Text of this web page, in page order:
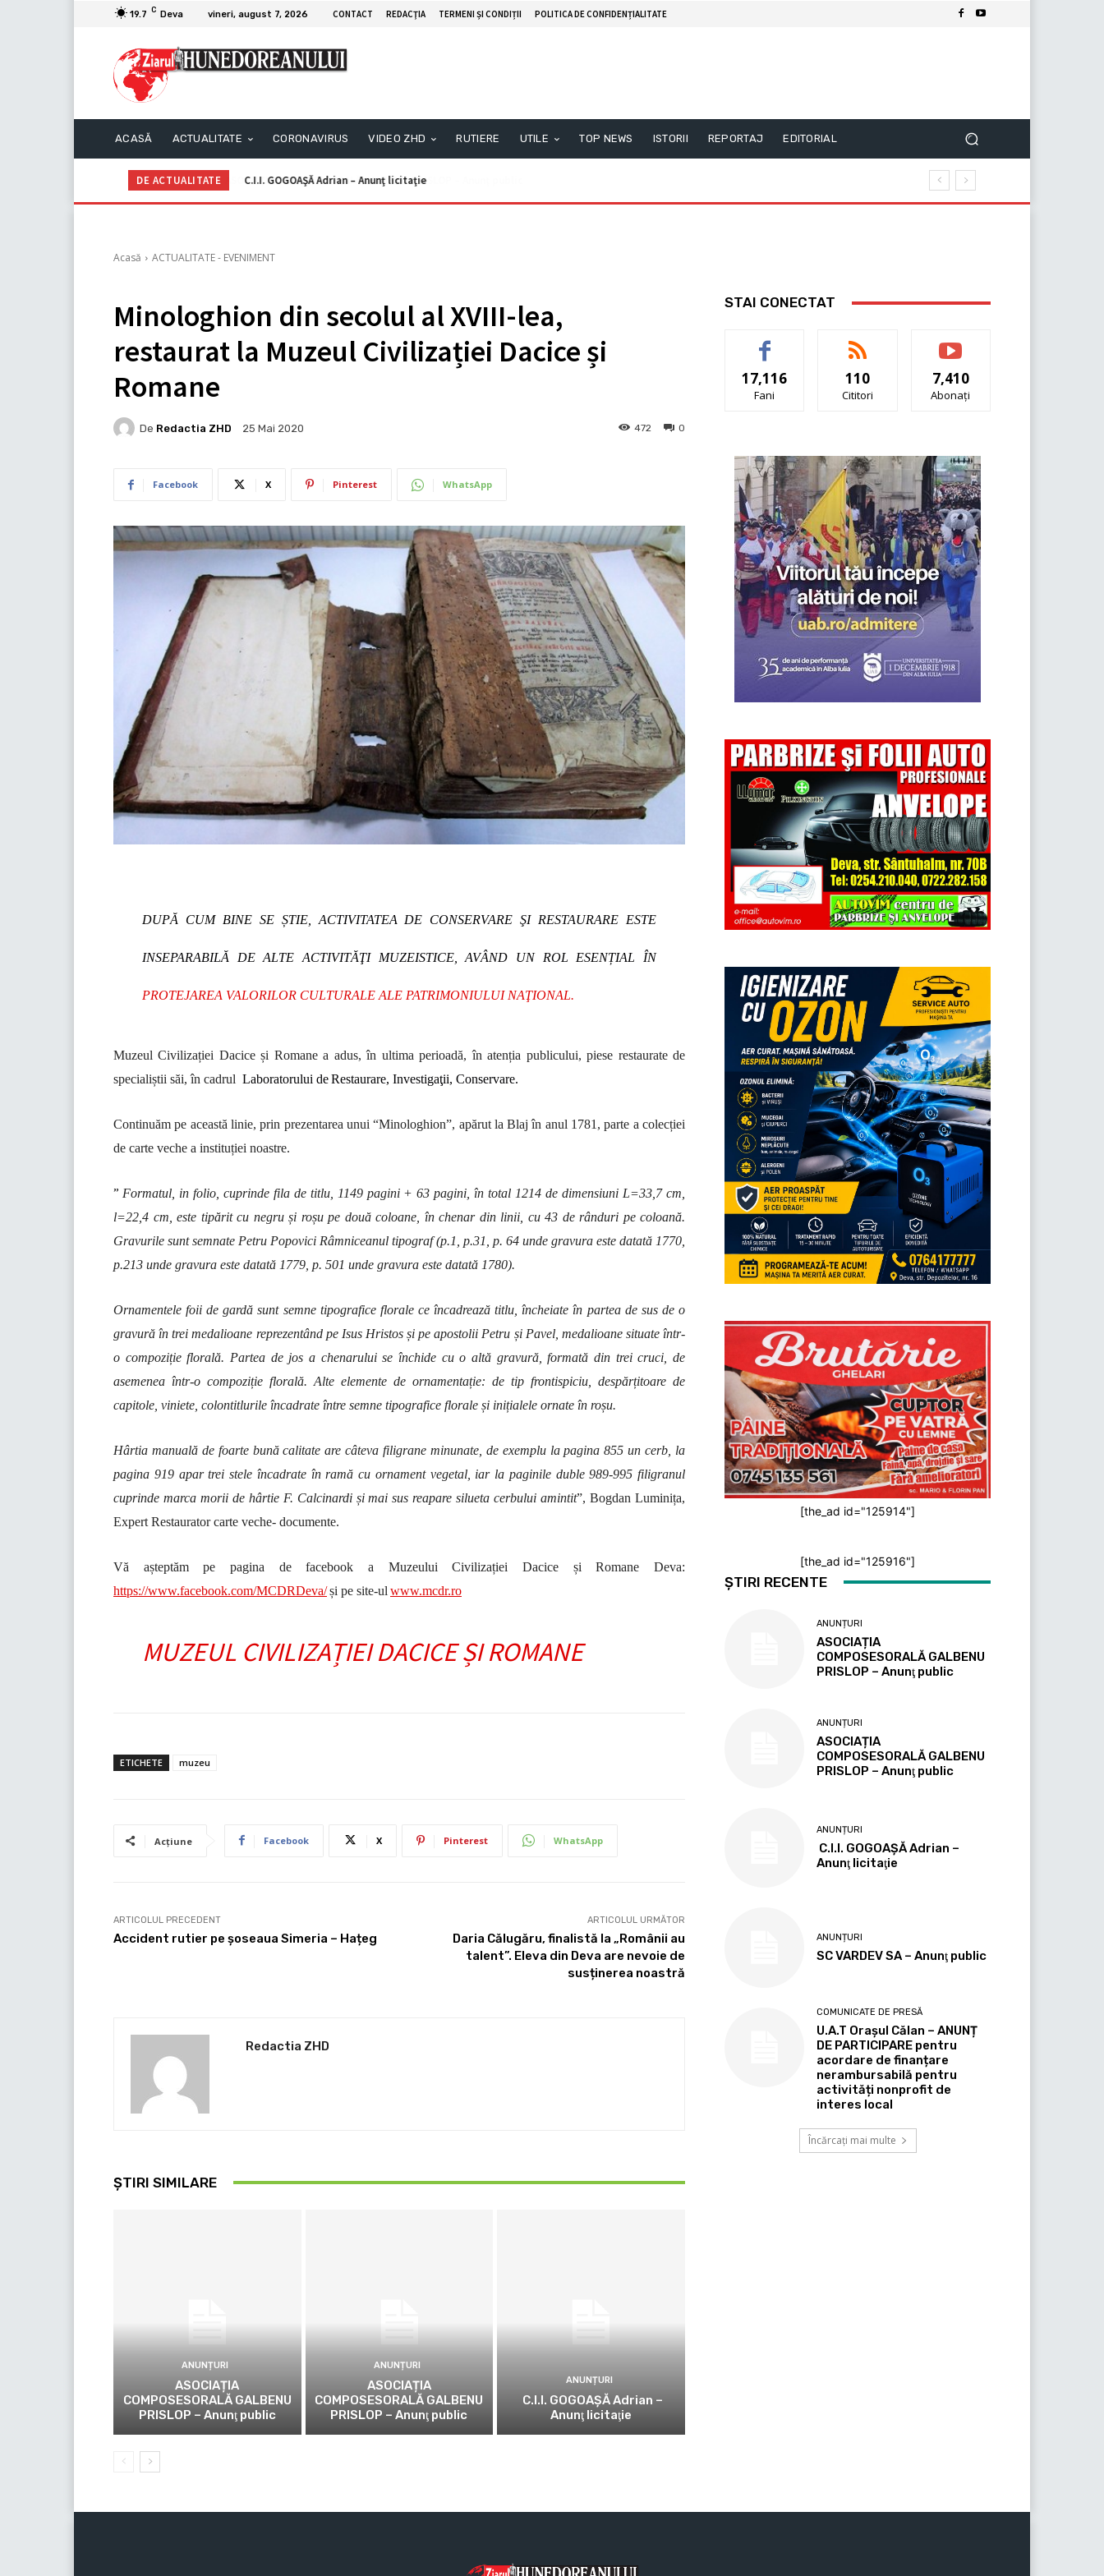
19.7 C Deva vineri, august 7, 2026 CONTACT REDACŢIA TERMENI ȘI CONDIȚII POLITICA DE CONFIDENȚIALITATE
ACASĂ ACTUALITATE CORONAVIRUS VIDEO ZHD RUTIERE UTILE TOP NEWS ISTORII REPORTAJ EDITORIAL
DE ACTUALITATE C.I.I. GOGOAŞĂ Adrian – Anunţ licitaţie
Acasă ACTUALITATE - EVENIMENT
Minologhion din secolul al XVIII-lea,
restaurat la Muzeul Civilizației Dacice și
Romane
De Redactia ZHD 25 Mai 2020 0
472
Facebook X Pinterest WhatsApp
DUPĂ CUM BINE SE ȘTIE, ACTIVITATEA DE CONSERVARE ŞI RESTAURARE ESTE
INSEPARABILĂ DE ALTE ACTIVITĂŢI MUZEISTICE, AVÂND UN ROL ESENȚIAL ÎN
PROTEJAREA VALORILOR CULTURALE ALE PATRIMONIULUI NAŢIONAL.
Muzeul Civilizației Dacice și Romane a adus, în ultima perioadă, în atenția publicului, piese restaurate de
specialiștii săi, în cadrul Laboratorului deRestaurare, Investigaţii, Conservare.
Continuăm pe această linie, prin prezentarea unui“Minologhion”, apărut la Blaj în anul 1781, parte a colecției
de carte veche a instituției noastre.
” Formatul, in folio, cuprinde fila de titlu, 1149 pagini + 63 pagini, în total 1214 de dimensiuni L=33,7 cm,
l=22,4 cm, este tipărit cu negru și roșu pe două coloane, în chenar din linii, cu 43 de rânduri pe coloană.
Gravurile sunt semnate Petru Popovici Râmniceanul tipograf (p.1, p.31, p. 64 unde gravura este datată 1770,
p.213 unde gravura este datată 1779, p. 501 unde gravura este datată 1780).
Ornamentele foii de gardă sunt semne tipografice florale ce încadrează titlu, încheiate în partea de sus de o
gravură în trei medalioane reprezentând pe Isus Hristos și pe apostolii Petru și Pavel, medalioane situate într-
o compoziție florală. Partea de jos a chenarului se închide cu o altă gravură, formată din trei cruci, de
asemenea într-o compoziție florală. Alte elemente de ornamentație: de tip frontispiciu, despărțitoare de
capitole, viniete, colontitlurile încadrate între semne tipografice florale și inițialele ornate în roșu.
Hârtia manuală de foarte bună calitate are câteva filigrane minunate, de exemplu la pagina 855 un cerb, la
pagina 919 apar trei stele încadrate în ramă cu ornament vegetal, iar la paginile duble 989-995 filigranul
cuprinde marca morii de hârtie F. Calcinardi și mai sus reapare silueta cerbului amintit”, Bogdan Luminița,
Expert Restaurator carte veche- documente.
Vă așteptăm pe pagina de facebook a Muzeului Civilizației Dacice și Romane Deva:
https://www.facebook.com/MCDRDeva/și pe site-ul www.mcdr.ro
MUZEUL CIVILIZAȚIEI DACICE ȘI ROMANE
ETICHETE muzeu
Acțiune Facebook X Pinterest WhatsApp
ARTICOLUL PRECEDENT
Accident rutier pe șoseaua Simeria – Hațeg
ARTICOLUL URMĂTOR
Daria Călugăru, finalistă la „Românii au
talent”. Eleva din Deva are nevoie de
susținerea noastră
Redactia ZHD
ȘTIRI SIMILARE
ANUNȚURI
ASOCIAȚIA
COMPOSESORALĂ GALBENU
PRISLOP – Anunţ public
ANUNȚURI
ASOCIAȚIA
COMPOSESORALĂ GALBENU
PRISLOP – Anunţ public
ANUNȚURI
C.I.I. GOGOAŞĂ Adrian –
Anunţ licitaţie
STAI CONECTAT
17,116
Fani
110
Cititori
7,410
Abonați
[the_ad id="125914"]
[the_ad id="125916"]
ȘTIRI RECENTE
ANUNȚURI
ASOCIAȚIA
COMPOSESORALĂ GALBENU
PRISLOP – Anunţ public
ANUNȚURI
ASOCIAȚIA
COMPOSESORALĂ GALBENU
PRISLOP – Anunţ public
ANUNȚURI
C.I.I. GOGOAŞĂ Adrian –
Anunţ licitaţie
ANUNȚURI
SC VARDEV SA – Anunţ public
COMUNICATE DE PRESĂ
U.A.T Orașul Călan – ANUNȚ
DE PARTICIPARE pentru
acordare de finanțare
nerambursabilă pentru
activități nonprofit de
interes local
Încărcați mai multe